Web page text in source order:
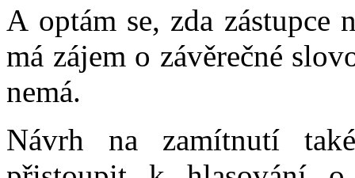
A optám se, zda zástupce
má zájem o závěrečné
nemá.
Návrh na zamítnutí